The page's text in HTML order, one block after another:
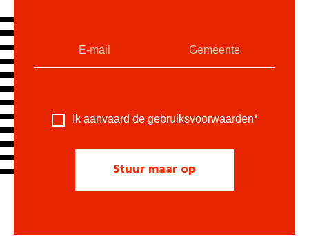
Ik aanvaard de gebruiksvoorwaarden*